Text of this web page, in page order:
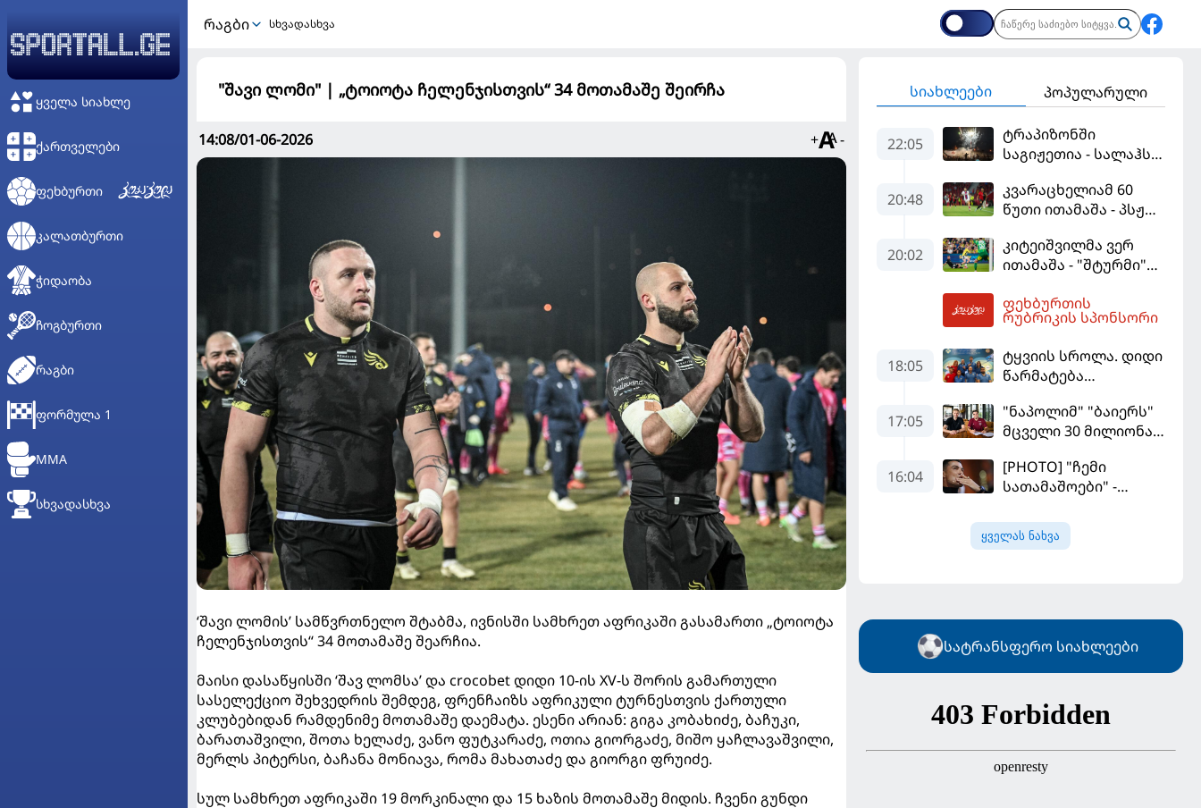
ᲧᲕᲔᲚᲐ ᲡᲘᲐᲮᲚᲔ
ᲥᲐᲠᲗᲕᲔᲚᲔᲑᲘ
ᲤᲔᲮᲑᲣᲠᲗᲘ
ᲙᲐᲚᲐᲗᲑᲣᲠᲗᲘ
ᲭᲘᲓᲐᲝᲑᲐ
ᲩᲝᲒᲑᲣᲠᲗᲘ
ᲠᲐᲒᲑᲘ
ᲤᲝᲠᲛᲣᲚᲐ 1
MMA
ᲡᲮᲕᲐᲓᲐᲡᲮᲕᲐ
ᲠᲐᲒᲑᲘ სხვადასხვა
"შავი ლომი" | „ტოიოტა ჩელენჯისთვის“ 34 მოთამაშე შეირჩა
14:08/01-06-2026 + -
‘შავი ლომის’ სამწვრთნელო შტაბმა, ივნისში სამხრეთ აფრიკაში გასამართი „ტოიოტა
ჩელენჯისთვის“ 34 მოთამაშე შეარჩია.
მაისი დასაწყისში ‘შავ ლომსა’ და crocobet დიდი 10-ის XV-ს შორის გამართული
სასელექციო შეხვედრის შემდეგ, ფრენჩაიზს აფრიკული ტურნესთვის ქართული
კლუბებიდან რამდენიმე მოთამაშე დაემატა. ესენი არიან: გიგა კობახიძე, ბაჩუკი,
ბარათაშვილი, შოთა ხელაძე, ვანო ფუტკარაძე, ოთია გიორგაძე, მიშო ყაჩლავაშვილი,
მერლს პიტერსი, ბაჩანა მონიავა, რომა მახათაძე და გიორგი ფრუიძე.
სულ სამხრეთ აფრიკაში 19 მორკინალი და 15 ხაზის მოთამაშე მიდის. ჩვენი გუნდი
სიახლეები პოპულარული
22:05
ტრაპიზონში
საგიჟეთია - სალაჰს
დახვდა
20:48
კვარაცხელიამ 60
წუთი ითამაშა - პსჟ
მატჩში
"მალიორკასთან"
20:02
კიტეიშვილმა ვერ
ითამაშა - "შტურმი"
"ფენერბაჰჩესთან"
დამარცხდა
ფეხბურთის
რუბრიკის სპონსორი
18:05
ტყვიის სროლა. დიდი
წარმატება
17:05
"ნაპოლიმ" "ბაიერს"
მცველი 30 მილიონად
16:04
[PHOTO] "ჩემი
სათამაშოები" -
ძვირფასი ავტოპარკი
აჩვენა
ყველას ნახვა
სატრანსფერო სიახლეები